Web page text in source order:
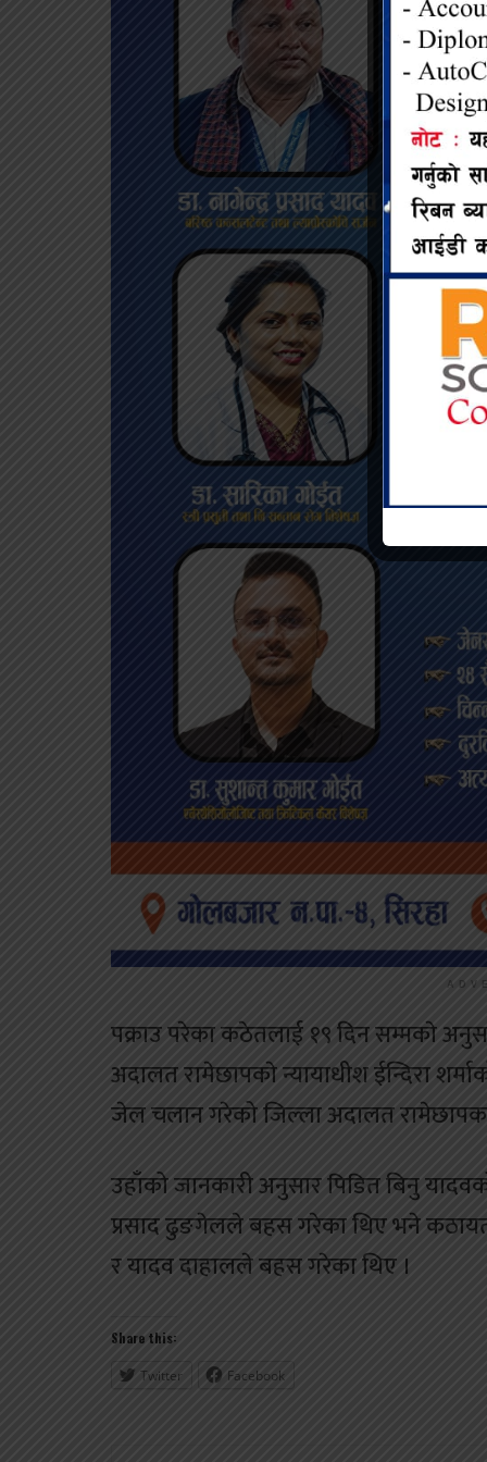
पक्राउ परेका कठेतलाई १९ दिन सम्मकाे
अदालत रामेछापकाे न्यायाधीश ईन्दिरा
जेल चलान गरेको जिल्ला अदालत रामेछापका
उहाँको जानकारी अनुसार पिडित बिनु
प्रसाद ढुङगेलले बहस गरेका थिए भने
र यादव दाहालले बहस गरेका थिए ।
Share this:
Twitter Facebook